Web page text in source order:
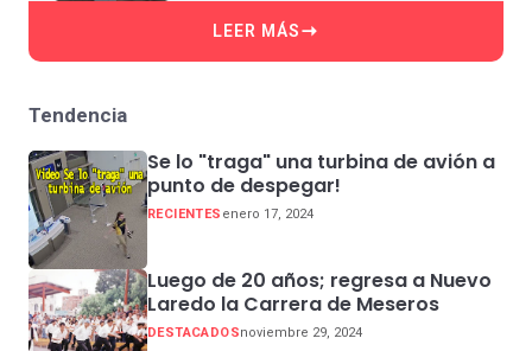
LEER MÁS
Tendencia
Se lo "traga" una turbina de avión a
punto de despegar!
RECIENTES enero 17, 2024
Luego de 20 años; regresa a Nuevo
Laredo la Carrera de Meseros
DESTACADOSnoviembre 29, 2024